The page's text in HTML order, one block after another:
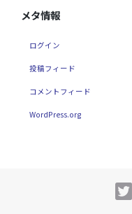
メタ情報
ログイン
投稿フィード
コメントフィード
WordPress.org